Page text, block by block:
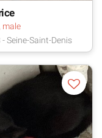
junior, male
- Seine-Saint-Denis